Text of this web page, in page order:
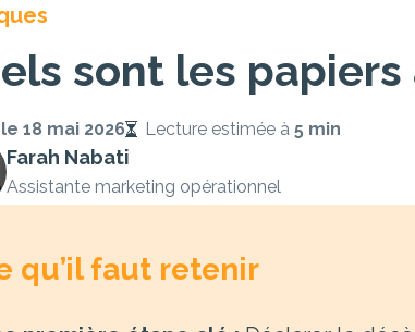
sont les
18 mai 2026 Lecture estimée à5 min
qu’il faut retenir
Farah Nabati
Assistante marketing opérationnel